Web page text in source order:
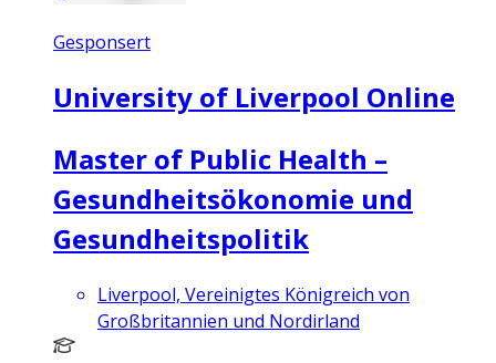
Gesponsert
University of Liverpool Online
Master of Public Health –
Gesundheitsökonomie und
Gesundheitspolitik
Liverpool, Vereinigtes Königreich von
Großbritannien und Nordirland